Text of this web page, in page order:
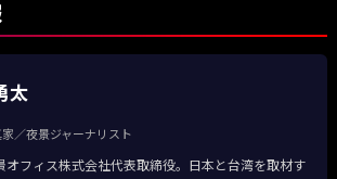
太
／夜景ジャーナリスト
オフィス株式会社代表取締役。日本と台湾を取材す